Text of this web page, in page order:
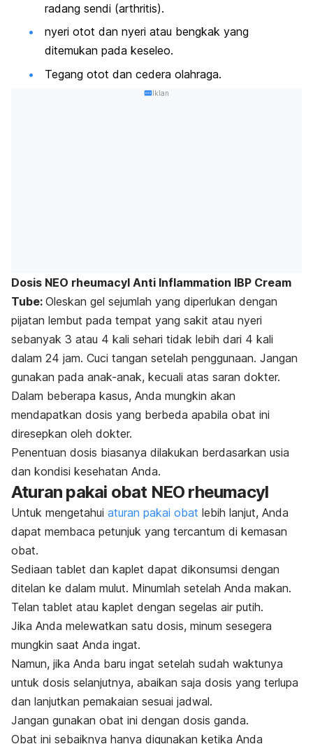
radang sendi (arthritis).
nyeri otot dan nyeri atau bengkak yang
ditemukan pada keseleo.
Tegang otot dan cedera olahraga.
Iklan
Dosis NEO rheumacyl Anti Inflammation IBP Cream
Tube: Oleskan gel sejumlah yang diperlukan dengan
pijatan lembut pada tempat yang sakit atau nyeri
sebanyak 3 atau 4 kali sehari tidak lebih dari 4 kali
dalam 24 jam. Cuci tangan setelah penggunaan. Jangan
gunakan pada anak-anak, kecuali atas saran dokter.
Dalam beberapa kasus, Anda mungkin akan
mendapatkan dosis yang berbeda apabila obat ini
diresepkan oleh dokter.
Penentuan dosis biasanya dilakukan berdasarkan usia
dan kondisi kesehatan Anda.
Aturan pakai obat NEO rheumacyl
Untuk mengetahui aturan pakai obat lebih lanjut, Anda
dapat membaca petunjuk yang tercantum di kemasan
obat.
Sediaan tablet dan kaplet dapat dikonsumsi dengan
ditelan ke dalam mulut. Minumlah setelah Anda makan.
Telan tablet atau kaplet dengan segelas air putih.
Jika Anda melewatkan satu dosis, minum sesegera
mungkin saat Anda ingat.
Namun, jika Anda baru ingat setelah sudah waktunya
untuk dosis selanjutnya, abaikan saja dosis yang terlupa
dan lanjutkan pemakaian sesuai jadwal.
Jangan gunakan obat ini dengan dosis ganda.
Obat ini sebaiknya hanya digunakan ketika Anda